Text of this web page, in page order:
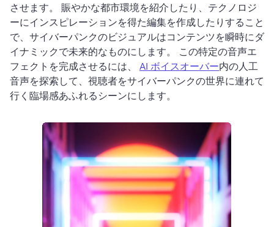
させます。 賑やかな都市環境を紹介したり、テクノロジ
ーにインスピレーションを得た編集を作成したりすること
で、サイバーパンクのビジュアルはコンテンツを瞬時にダ
イナミックで未来的なものにします。 この特定の音声エ
フェクトを完成させるには、 AI ボイスオーバー内の人工
音声を探索して、視聴者をサイバーパンクの世界に連れて
行く臨場感あふれるシーンにします。